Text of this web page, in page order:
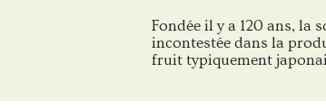
Fondée il y a 120 ans, la
incontestée dans la
fruit typiquement